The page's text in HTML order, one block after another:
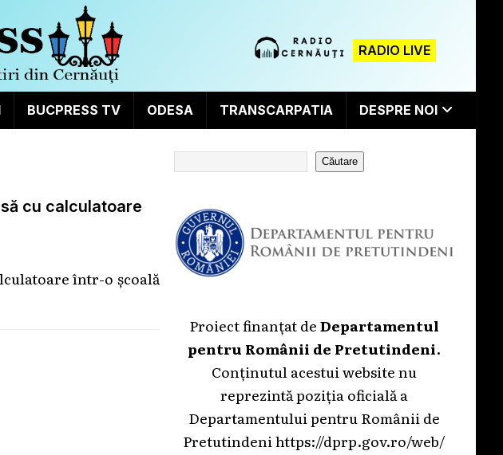
RADIO LIVE
BUCPRESS TV ODESA TRANSCARPATIA DESPRE NOI
cu calculatoare
într-o școală
Căutare
Proiect finanțat deDepartamentul
pentru Românii de Pretutindeni.
Conținutul acestui website nu
reprezintă poziția oficială a
Departamentului pentru Românii de
Pretutindenihttps://dprp.gov.ro/web/